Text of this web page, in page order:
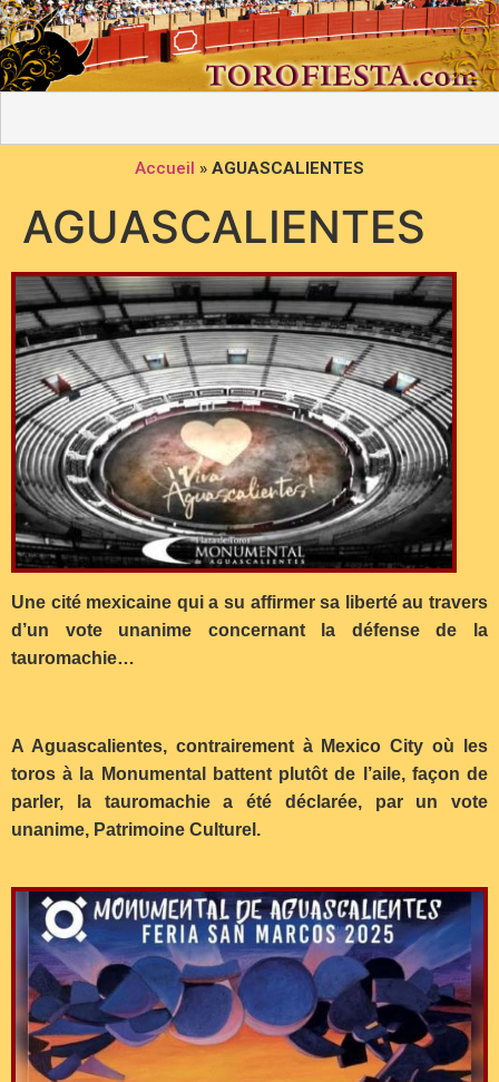
Accueil » AGUASCALIENTES
AGUASCALIENTES
Une cité mexicaine qui a su affirmer sa liberté au travers
d’un vote unanime concernant la défense de la
tauromachie…
A Aguascalientes, contrairement à Mexico City où les
toros à la Monumental battent plutôt de l’aile, façon de
parler, la tauromachie a été déclarée, par un vote
unanime, Patrimoine Culturel.